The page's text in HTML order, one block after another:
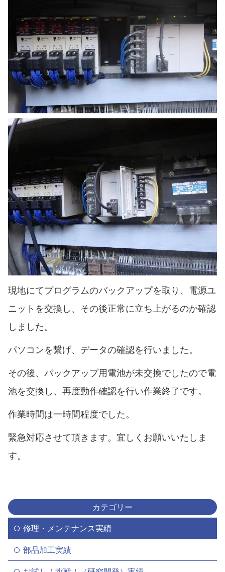
現地にてプログラムのバックアップを取り、電源ユ
ニットを交換し、その後正常に立ち上がるのか確認
しました。
パソコンを繋げ、データの確認を行いました。
その後、バックアップ用電池が未交換でしたので電
池を交換し、再度動作確認を行い作業終了です。
作業時間は一時間程度でした。
緊急対応させて頂きます。宜しくお願いいたしま
す。
カテゴリー
修理・メンテナンス実績
部品加工実績